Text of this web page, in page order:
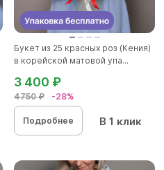
Букет из 25 красных роз (Кения)
в корейской матовой упа...
4750 ₽ -28%
3 400 ₽
Подробнее В 1 клик